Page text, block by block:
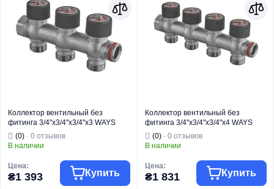
Торговая марка
KOER
Тип изделия
Водяной теплый
пол
Вид изделия
Коллектор с
расходомерами
Для теплого
пола и систем
отопления
Торговая марка
KOER
Тип изделия
Водяной теплый
Вид изделия
Коллектор с
расходомерами
Для теплого
пола и систем
Коллектор вентильный без
фитинга 3/4"x3/4"x3/4"x3 WAYS
(KOER KR.1128-3) (KR5872)
(0) · 0 отзывов
В наличии
Цена:
₴1 393 Купить
Коллектор вентильный без
фитинга 3/4"x3/4"x3/4"x4 WAYS
(KOER KR.1128-4) (KR5873)
(0)· 0 отзывов
В наличии
Цена:
₴1 831 Купить